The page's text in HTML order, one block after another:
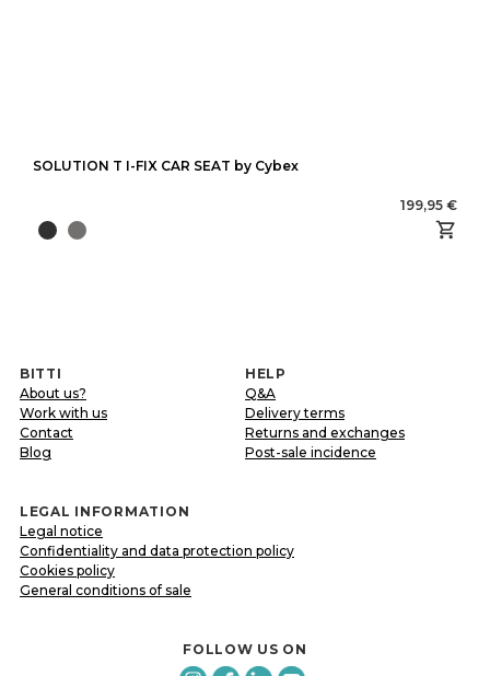
SOLUTION T I-FIX CAR SEAT by Cybex
199,95 €
BITTI
About us?
Work with us
Contact
Blog
HELP
Q&A
Delivery terms
Returns and exchanges
Post-sale incidence
LEGAL INFORMATION
Legal notice
Confidentiality and data protection policy
Cookies policy
General conditions of sale
FOLLOW US ON